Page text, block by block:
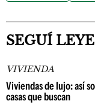
SEGUÍ
VIVIENDA
Viviendas de lujo: así
casas que buscan